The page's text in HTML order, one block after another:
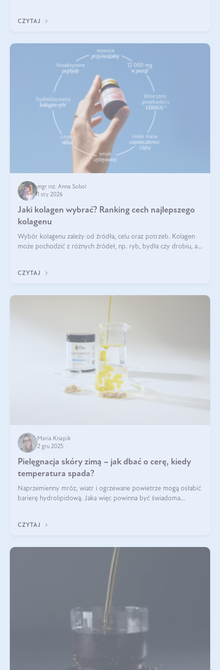
CZYTAJ
mgr inż. Anna Sobol
1 sty 2026
Jaki kolagen wybrać? Ranking cech najlepszego
kolagenu
Wybór kolagenu zależy od źródła, celu oraz potrzeb. Kolagen
może pochodzić z różnych źródeł, np. ryb, bydła czy drobiu, a
bydlęcy.
CZYTAJ
Maria Knapik
2 gru 2025
Pielęgnacja skóry zimą – jak dbać o cerę, kiedy
temperatura spada?
Naprzemienny mróz, wiatr i ogrzewane powietrze mogą osłabić
barierę hydrolipidową. Jaka więc powinna być świadoma
CZYTAJ